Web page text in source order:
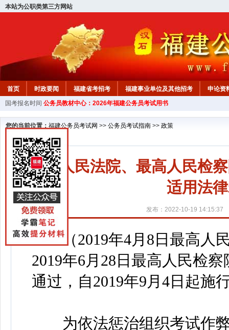
本站为公职类第三方网站
首页 时政要闻 福建省考招考 福建事业单位及其他招考 申论资
教材中心
国考报名时间 公务员教材中心：2026年福建公务员考试用书
您的当前位置： 福建公务员考试网 >> 公务员考试指南 >> 政策
最高人民法院、最高人民检
适用法
发布：2022-10-19 14:15:37
（2019年4月8日最高人民
2019年6月28日最高人民检
通过，自2019年9月4日起施
为依法惩治组织考试作弊